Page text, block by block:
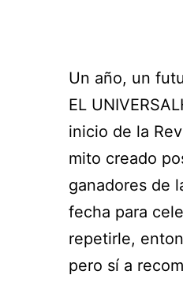
Un año, un
EL
inicio de la
mito creado
ganadores de
fecha para
repetirle,
pero sí a